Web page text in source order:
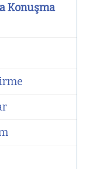
Konuşma